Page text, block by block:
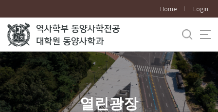
로
메
뉴
Home Login
열린광장